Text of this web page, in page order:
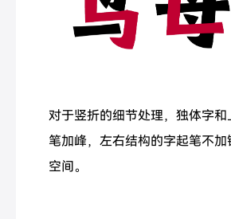
对于竖折的细节处理，独体字
笔加峰，左右结构的字起笔不
空间。